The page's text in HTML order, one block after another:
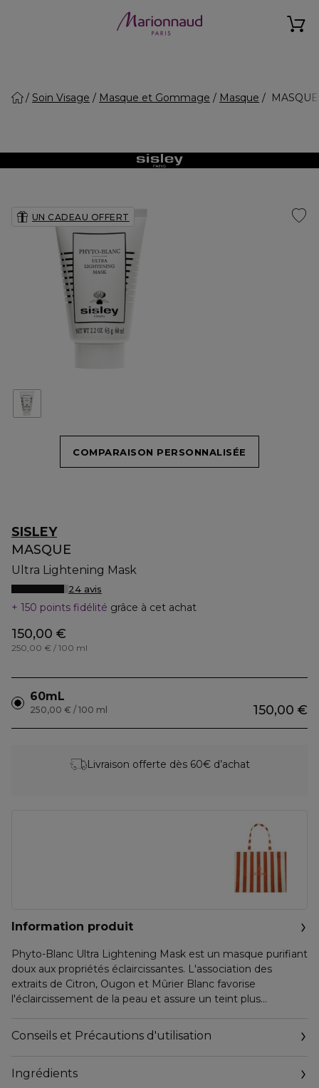
Soin Visage Masque et Gommage Masque
UN CADEAU OFFERT
COMPARAISON PERSONNALISÉE
SISLEY
MASQUE
Ultra Lightening Mask
24 avis
150 points fidélité grâce à cet achat
150,00 €
250,00 € / 100 ml
60mL
150,00 €
250,00 € / 100 ml
Livraison offerte dès 60€ d’achat
Information produit
Phyto-Blanc Ultra Lightening Mask est un masque purifiant
doux aux propriétés éclaircissantes. L'association des
extraits de Citron, Ougon et Mûrier Blanc favorise
l'éclaircissement de la peau et assure un teint plus
hydratée. Idéal pour redonner de l'éclat aux teints brouillés.
Conseils et Précautions d'utilisation
Ingrédients